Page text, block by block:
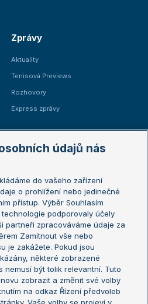
Zprávy
Aktuality
Tenisová Previews
Rozhovory
Express zprávy
Australian Open
French Open
Wimbledon
US Open
Turnaj mistrů
Turnaj mistryň
údajů nás
do vašeho zařízení
o prohlížení nebo jedinečné
přístup. Výběr Souhlasím
podporovaly účely
partneři zpracováváme údaje za
Zamítnout vše nebo
je zakážete. Pokud jsou
některé zobrazené
nemusí být tolik relevantní. Tuto
zobrazit a změnit své volby
na odkaz Řízení předvoleb